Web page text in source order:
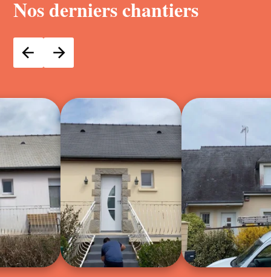
Nos derniers chantiers